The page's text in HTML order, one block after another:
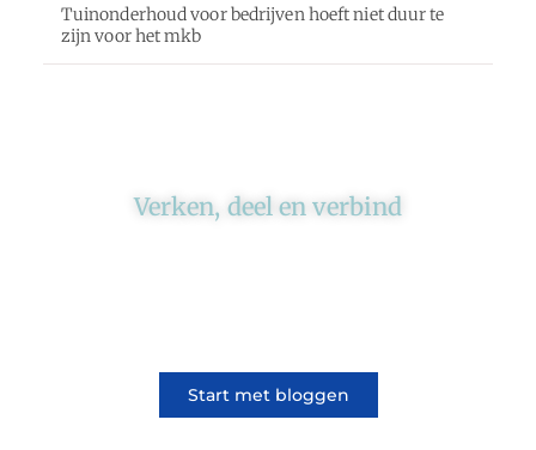
Tuinonderhoud voor bedrijven hoeft niet duur te
zijn voor het mkb
Verken, deel en verbind
Start met bloggen